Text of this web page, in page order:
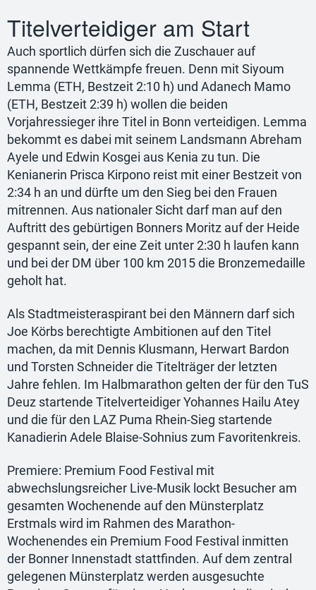
Titelverteidiger am Start
Auch sportlich dürfen sich die Zuschauer auf
spannende Wettkämpfe freuen. Denn mit Siyoum
Lemma (ETH, Bestzeit 2:10 h) und Adanech Mamo
(ETH, Bestzeit 2:39 h) wollen die beiden
Vorjahressieger ihre Titel in Bonn verteidigen. Lemma
bekommt es dabei mit seinem Landsmann Abreham
Ayele und Edwin Kosgei aus Kenia zu tun. Die
Kenianerin Prisca Kirpono reist mit einer Bestzeit von
2:34 h an und dürfte um den Sieg bei den Frauen
mitrennen. Aus nationaler Sicht darf man auf den
Auftritt des gebürtigen Bonners Moritz auf der Heide
gespannt sein, der eine Zeit unter 2:30 h laufen kann
und bei der DM über 100 km 2015 die Bronzemedaille
geholt hat.
Als Stadtmeisteraspirant bei den Männern darf sich
Joe Körbs berechtigte Ambitionen auf den Titel
machen, da mit Dennis Klusmann, Herwart Bardon
und Torsten Schneider die Titelträger der letzten
Jahre fehlen. Im Halbmarathon gelten der für den TuS
Deuz startende Titelverteidiger Yohannes Hailu Atey
und die für den LAZ Puma Rhein-Sieg startende
Kanadierin Adele Blaise-Sohnius zum Favoritenkreis.
Premiere: Premium Food Festival mit
abwechslungsreicher Live-Musik lockt Besucher am
gesamten Wochenende auf den Münsterplatz
Erstmals wird im Rahmen des Marathon-
Wochenendes ein Premium Food Festival inmitten
der Bonner Innenstadt stattfinden. Auf dem zentral
gelegenen Münsterplatz werden ausgesuchte